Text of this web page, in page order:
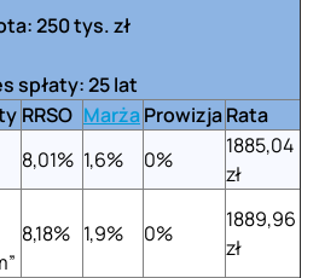
250 tys. zł
spłaty: 25 lat
RRSO Marża ProwizjaRata
8,01% 1,6% 0%
1885,04
zł
8,18% 1,9% 0%
1889,96
zł